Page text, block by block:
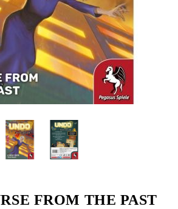
FROM THE PAST